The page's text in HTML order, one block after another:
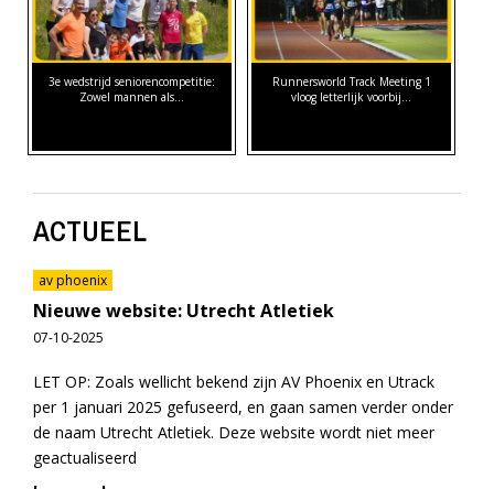
3e wedstrijd seniorencompetitie:
Zowel mannen als…
Runnersworld Track Meeting 1
vloog letterlijk voorbij...
ACTUEEL
av phoenix
Nieuwe website: Utrecht Atletiek
07-10-2025
LET OP: Zoals wellicht bekend zijn AV Phoenix en Utrack
per 1 januari 2025 gefuseerd, en gaan samen verder onder
de naam Utrecht Atletiek. Deze website wordt niet meer
geactualiseerd